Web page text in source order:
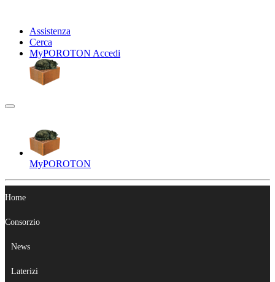
Assistenza
Cerca
MyPOROTON Accedi
MyPOROTON
Home
Consorzio
News
Laterizi